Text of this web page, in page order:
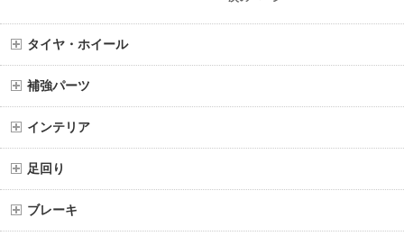
タイヤ・ホイール
補強パーツ
インテリア
足回り
ブレーキ